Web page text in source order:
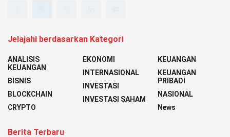
Jelajahi berdasarkan Kategori
ANALISIS
KEUANGAN
BISNIS
BLOCKCHAIN
CRYPTO
EKONOMI
INTERNASIONAL
INVESTASI
INVESTASI SAHAM
KEUANGAN
KEUANGAN
PRIBADI
NASIONAL
News
Berita Terbaru